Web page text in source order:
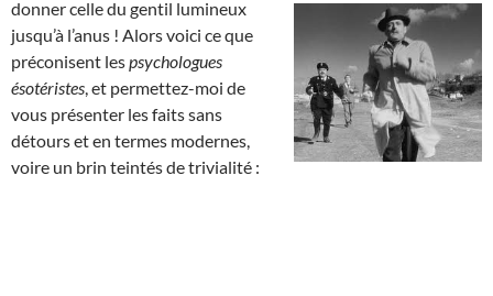
donner celle du gentil lumineux
jusqu’à l’anus ! Alors voici ce que
préconisent lespsychologues
ésotéristes , et permettez-moi de
vous présenter les faits sans
détours et en termes modernes,
voire un brin teintés de trivialité :